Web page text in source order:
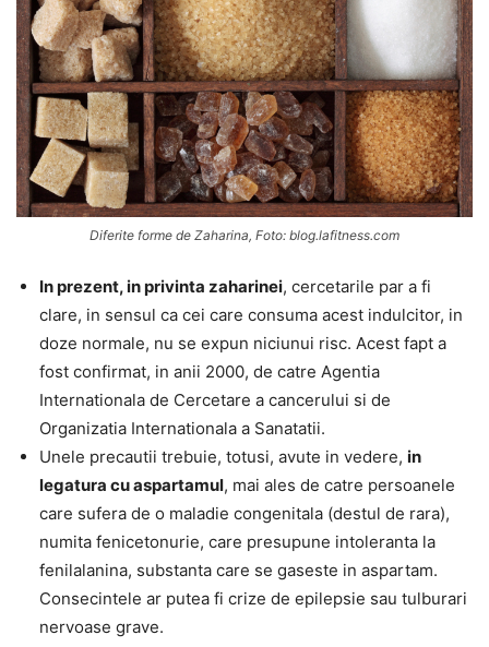
Diferite forme de Zaharina, Foto: blog.lafitness.com
In prezent, in privinta zaharinei, cercetarile par a fi
clare, in sensul ca cei care consuma acest indulcitor, in
doze normale, nu se expun niciunui risc. Acest fapt a
fost confirmat, in anii 2000, de catre Agentia
Internationala de Cercetare a cancerului si de
Organizatia Internationala a Sanatatii.
Unele precautii trebuie, totusi, avute in vedere, in
legatura cu aspartamul, mai ales de catre persoanele
care sufera de o maladie congenitala (destul de rara),
numita fenicetonurie, care presupune intoleranta la
fenilalanina, substanta care se gaseste in aspartam.
Consecintele ar putea fi crize de epilepsie sau tulburari
nervoase grave.